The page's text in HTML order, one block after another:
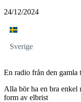
24/12/2024
Sverige
En radio från den gamla
Alla bör ha en bra enkel
form av elbrist